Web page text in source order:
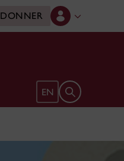
DONNER
EN Ouvrir le